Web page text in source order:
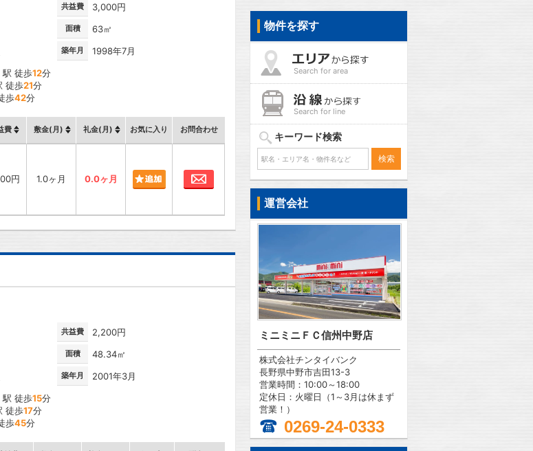
共益費 3,000円
面積 63㎡
築年月 1998年7月
駅 徒歩12分
徒歩21分
歩42分
費 敷金(月) 礼金(月) お気に入り お問合わせ
円 1.0ヶ月 0.0ヶ月 お問合わせ
共益費 2,200円
面積 48.34㎡
築年月 2001年3月
駅 徒歩15分
徒歩17分
歩45分
物件を探す
Search for area
Search for line
キーワード検索
運営会社
ミニミニＦＣ信州中野店
株式会社チンタイバンク
長野県中野市吉田13-3
営業時間：10:00～18:00
定休日：火曜日（1～3月は休まず
営業！）
0269-24-0333